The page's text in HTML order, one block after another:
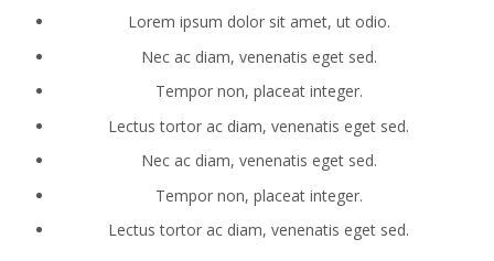
Lorem ipsum dolor sit amet, ut odio.
Nec ac diam, venenatis eget sed.
Tempor non, placeat integer.
Lectus tortor ac diam, venenatis eget sed.
Nec ac diam, venenatis eget sed.
Tempor non, placeat integer.
Lectus tortor ac diam, venenatis eget sed.